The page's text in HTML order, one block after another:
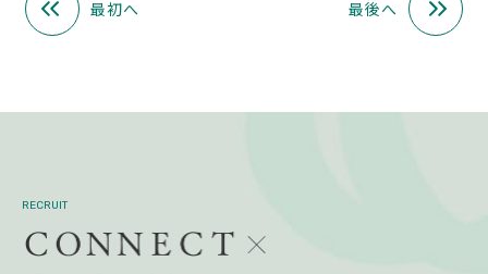
最初へ 最後へ
RECRUIT